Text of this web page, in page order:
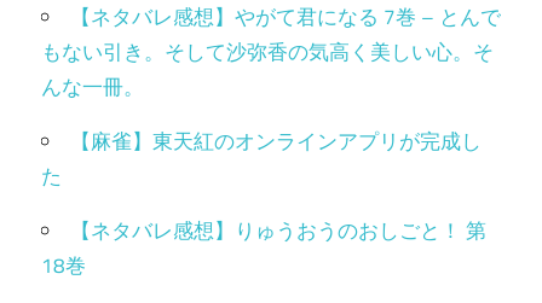
【ネタバレ感想】やがて君になる 7巻 – とんで
もない引き。そして沙弥香の気高く美しい心。そ
んな一冊。
【麻雀】東天紅のオンラインアプリが完成し
た
【ネタバレ感想】りゅうおうのおしごと！ 第
18巻